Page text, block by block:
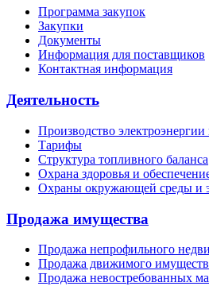
Программа закупок
Закупки
Документы
Информация для поставщиков
Контактная информация
Деятельность
Производство электроэнергии
Тарифы
Структура топливного баланса
Охрана здоровья и
Охраны окружающей среды и
Продажа имущества
Продажа непрофильного
Продажа движимого
Продажа невостребованных